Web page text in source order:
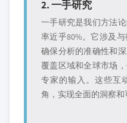
2. 一手研究
一手研究是我们方法
率近乎80%。它涉及
确保分析的准确性和
覆盖区域和全球市场
专家的输入。这些互
角，实现全面的洞察和